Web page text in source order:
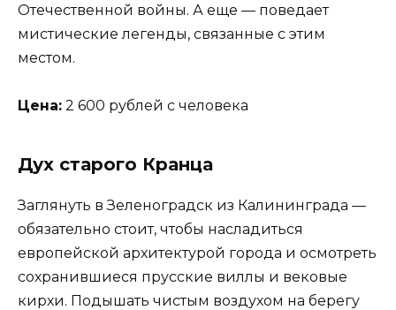
Отечественной войны. А еще — поведает
мистические легенды, связанные с этим
местом.
Цена: 2 600 рублей с человека
Дух старого Кранца
Заглянуть в Зеленоградск из Калининграда —
обязательно стоит, чтобы насладиться
европейской архитектурой города и осмотреть
сохранившиеся прусские виллы и вековые
кирхи. Подышать чистым воздухом на берегу